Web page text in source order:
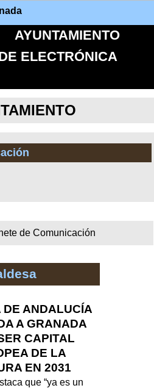
AYUNTAMIENTO
ELECTRÓNICA
de Comunicación
DE ANDALUCÍA
A GRANADA
CAPITAL
DE LA
EN 2031
que “ya es un